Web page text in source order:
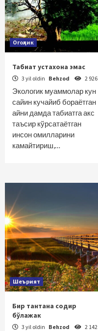
Огоҳлик
Табиат устахона эмас
3 yil oldin Behzod 2 926
Экологик муаммолар кун
сайин кучайиб бораётган
айни дамда табиатга акс
таъсир кўрсатаётган
инсон омилларини
камайтириш,…
Шеърият
Бир тантана содир
бўлажак
3 yil oldin Behzod 2 142